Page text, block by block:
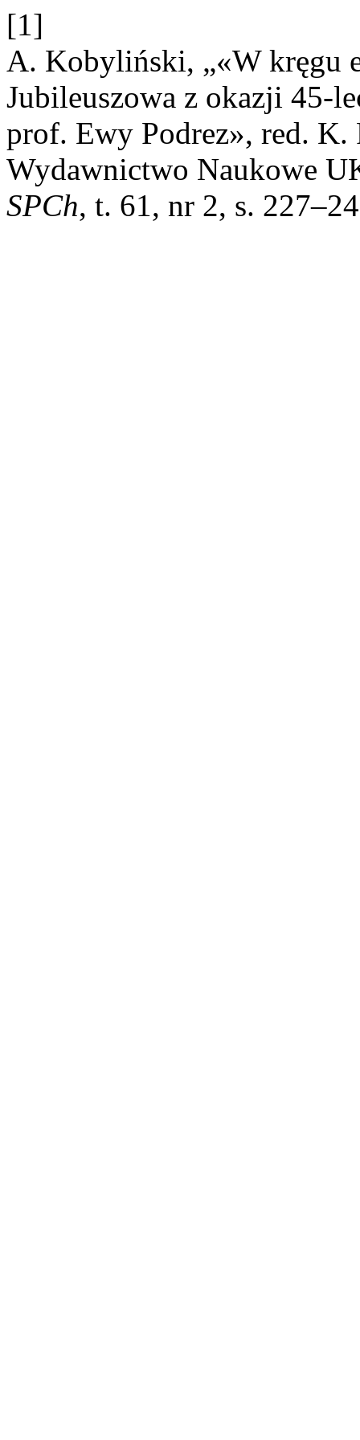
[1]
A. Kobyliński, „«W kręgu
Jubileuszowa z okazji 45-
prof. Ewy Podrez», red.
Wydawnictwo Naukowe
SPCh, t. 61, nr 2, s.